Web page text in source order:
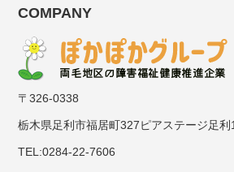
COMPANY
〒326-0338
栃木県足利市福居町327ピアステージ足利
TEL:0284-22-7606